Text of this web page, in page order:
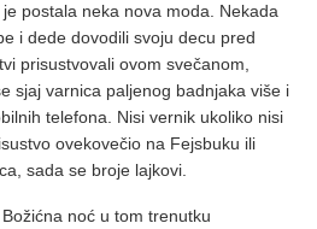
postala neka nova moda. Nekada
i dede dovodili svoju decu pred
prisustvovali ovom svečanom,
sjaj varnica paljenog badnjaka više i
telefona. Nisi vernik ukoliko nisi
ovekovečio na Fejsbuku ili
sada se broje lajkovi.
noć u tom trenutku